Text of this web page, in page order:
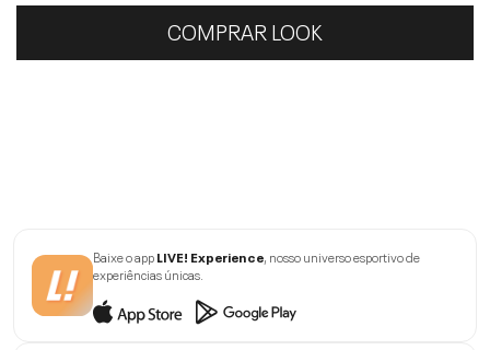
COMPRAR LOOK
Baixe o appLIVE! Experience , nosso universo esportivo de
experiências únicas.